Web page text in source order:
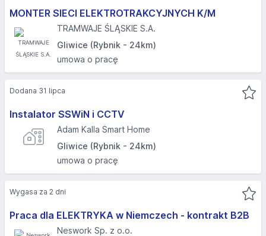
MONTER SIECI ELEKTROTRAKCYJNYCH K/M
TRAMWAJE ŚLĄSKIE S.A.
Gliwice (Rybnik - 24km)
umowa o pracę
Instalator SSWiN i CCTV
Adam Kalla Smart Home
Gliwice (Rybnik - 24km)
umowa o pracę
Dodana 31 lipca
Praca dla ELEKTRYKA w Niemczech - kontrakt B2B
Neswork Sp. z o.o.
Wygasa za 2 dni